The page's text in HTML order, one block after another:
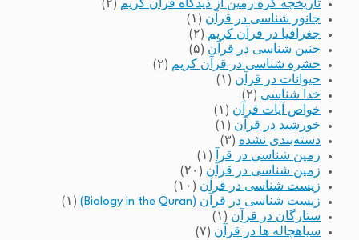
تاریخچه کره زمین از دیدگاه قرآن کریم (۲)
جانور شناسی در قرآن (۱)
جغرافیا در قرآن کریم (۲)
جنین شناسی در قرآن (۵)
حشره شناسی در قرآن کریم (۲)
حیوانات در قرآن (۱)
خدا شناسی (۲)
خواص آیات قرآن (۱)
خورشید در قرآن (۱)
دسته‌بندی نشده (۳)
زمین شناسی در قرآ
(۱)
زمین شناسی در قرآن (۲۰)
زیست شناسی در قرآن (۱۰)
زیست شناسی در قرآن (Biology in the Quran)
(۱)
ستارگان در قرآن (۱)
سیاهچاله ها در قرآن (۷)